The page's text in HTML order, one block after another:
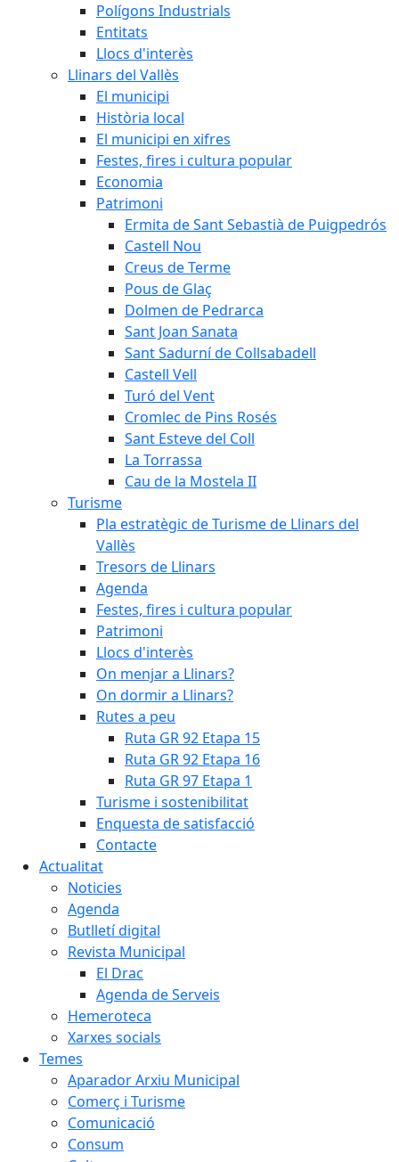
Polígons Industrials
Entitats
Llocs d'interès
Llinars del Vallès
El municipi
Història local
El municipi en xifres
Festes, fires i cultura popular
Economia
Patrimoni
Ermita de Sant Sebastià de Puigpedrós
Castell Nou
Creus de Terme
Pous de Glaç
Dolmen de Pedrarca
Sant Joan Sanata
Sant Sadurní de Collsabadell
Castell Vell
Turó del Vent
Cromlec de Pins Rosés
Sant Esteve del Coll
La Torrassa
Cau de la Mostela II
Turisme
Pla estratègic de Turisme de Llinars del
Vallès
Tresors de Llinars
Agenda
Festes, fires i cultura popular
Patrimoni
Llocs d'interès
On menjar a Llinars?
On dormir a Llinars?
Rutes a peu
Ruta GR 92 Etapa 15
Ruta GR 92 Etapa 16
Ruta GR 97 Etapa 1
Turisme i sostenibilitat
Enquesta de satisfacció
Contacte
Actualitat
Noticies
Agenda
Butlletí digital
Revista Municipal
El Drac
Agenda de Serveis
Hemeroteca
Xarxes socials
Temes
Aparador Arxiu Municipal
Comerç i Turisme
Comunicació
Consum